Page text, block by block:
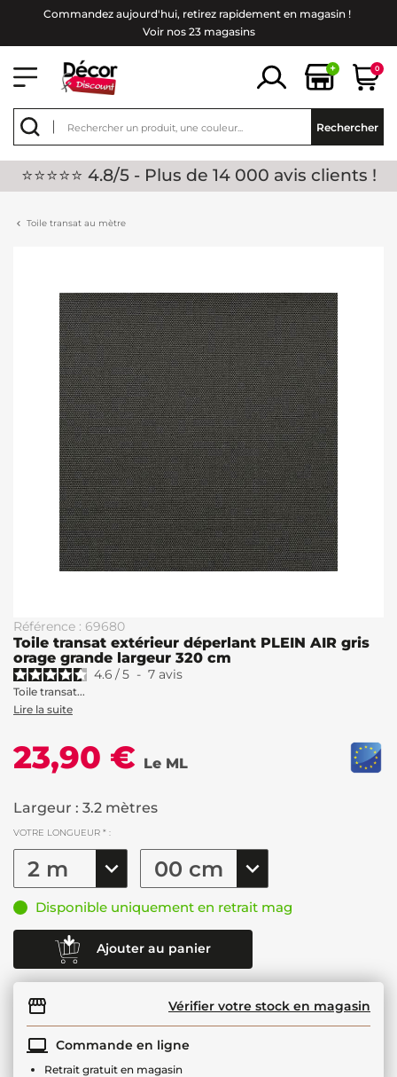
Commandez aujourd'hui, retirez rapidement en magasin !
Voir nos 23 magasins
+ 0
Rechercher
⭐⭐⭐⭐⭐ 4.8/5 - Plus de 14 000 avis clients !
Toile transat au mètre
Référence : 69680
Toile transat extérieur déperlant PLEIN AIR gris
orage grande largeur 320 cm
4.6 /5 - 7 avis
Toile transat...
Lire la suite
23,90 € Le ML
Largeur : 3.2 mètres
VOTRE LONGUEUR * :
Disponible uniquement en retrait mag
Ajouter au panier
Vérifier votre stock en magasin
Commande en ligne
Retrait gratuit en magasin